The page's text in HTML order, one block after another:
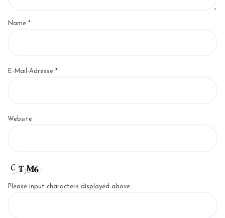
Name *
E-Mail-Adresse *
Website
Please input characters displayed above.